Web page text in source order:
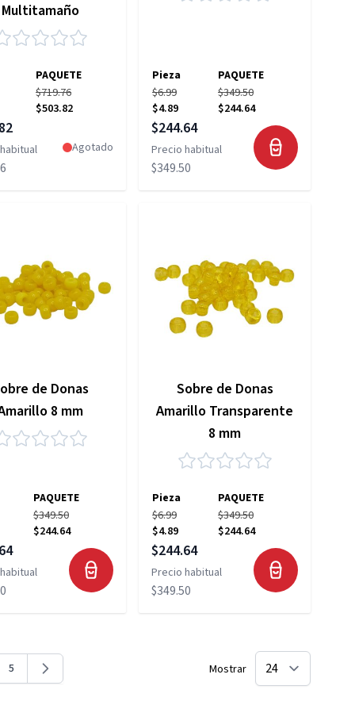
Multitamaño
PAQUETE
$719.76
$503.82
Agotado
Pieza
PAQUETE
$6.99
$4.89
$349.50
$244.64
Precio especial
$244.64
Precio habitual
$349.50
de Donas
8 mm
PAQUETE
$349.50
$244.64
Sobre de Donas
Amarillo Transparente
8 mm
Pieza
PAQUETE
$6.99
$4.89
$349.50
$244.64
Precio especial
$244.64
Precio habitual
$349.50
Página
5 Mostrar